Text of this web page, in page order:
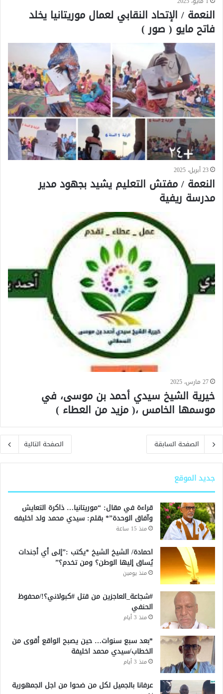
النعمة / الإتحاد النقابي لعمال موريتانيا يخلد
فاتح مايو ( صور )
23 أبريل، 2025
النعمة / مفتش التعليم يشيد بجهود مدير
مدرسة ريفية
27 مارس، 2025
خيرية الشيخ سيدي أحمد بن موسى، في
موسمها الخامس ،( مزيد من العطاء )
الصفحة السابقة الصفحة التالية
جديد الموقع
قراءة في مقال: “موريتانيا… ذاكرة التعايش
وآفاق الوحدة”* بقلم: سيدي محمد ولد اخليفه
منذ 15 ساعة
احمادة/ الشيخ الشيخ *يكتب :”إلى أي أجندات
يُساق إليها الوطن؟ ومن تخدم؟”
منذ يومين
#شجاعة_العاجزين من قتل #كبولاني؟!/محفوظ
الحنفي
منذ 3 أيام
*بعد سبع سنوات… حين يصبح الواقع أقوى من
الخطاب/سيدي محمد اخليفة
منذ 3 أيام
عرفانا بالجميل لكل من ضحوا من اجل الجمهورية